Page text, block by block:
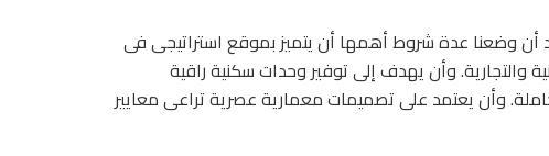
أن وضعنا عدة شروط أهمها أن يتميز بموقع استراتيجى فى
وأن يهدف إلى توفير وحدات سكنية راقية
وأن يعتمد على تصميمات معمارية عصرية تراعى معايير